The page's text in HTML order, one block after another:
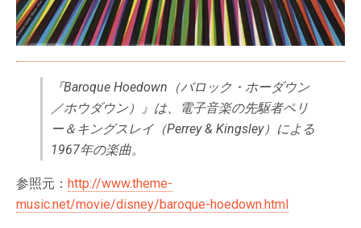
『Baroque Hoedown（バロック・ホーダウン
／ホウダウン）』は、電子音楽の先駆者ペリ
ー＆キングスレイ（Perrey & Kingsley）による
1967年の楽曲。
参照元： http://www.theme-
music.net/movie/disney/baroque-hoedown.html